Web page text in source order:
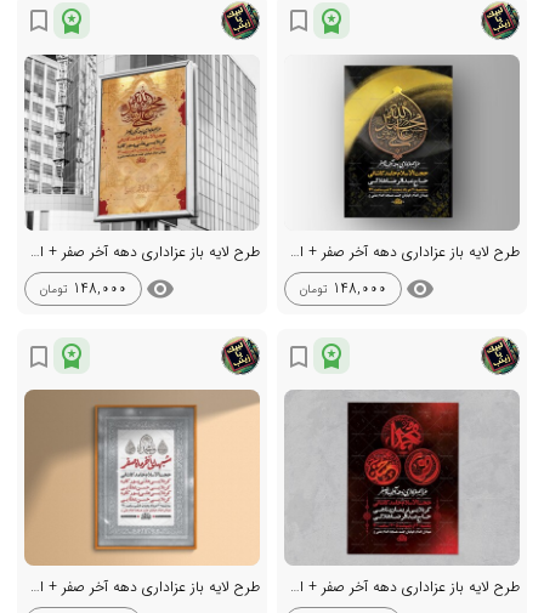
workspace_premium
bookmark_border
طرح لایه باز عزاداری دهه آخر صفر + استوری
visibility
148,000 تومان
workspace_premium
bookmark_border
طرح لایه باز عزاداری دهه آخر صفر + استوری
visibility
148,000 تومان
workspace_premium
bookmark_border
طرح لایه باز عزاداری دهه آخر صفر + استوری
workspace_premium
bookmark_border
طرح لایه باز عزاداری دهه آخر صفر + استوری